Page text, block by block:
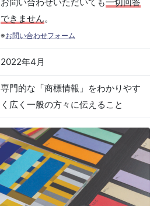
できません。
※お問い合わせフォーム
2022年4月
専門的な「商標情報」をわかりやす
く広く一般の方々に伝えること